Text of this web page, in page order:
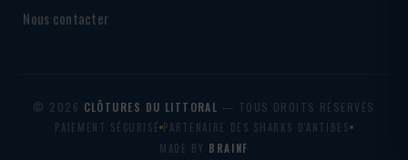
Nous contacter
© 2026 CLÔTURES DU LITTORAL — TOUS DROITS RÉSERVÉS
PAIEMENT SÉCURISÉ PARTENAIRE DES SHARKS D'ANTIBES
MADE BY BRAINF